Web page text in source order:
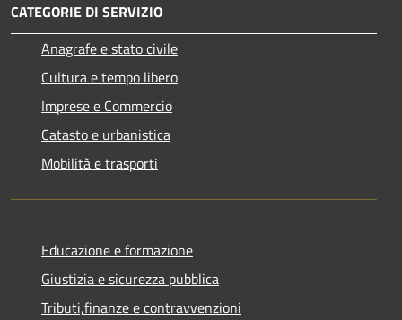
CATEGORIE DI SERVIZIO
Anagrafe e stato civile
Cultura e tempo libero
Imprese e Commercio
Catasto e urbanistica
Mobilità e trasporti
Educazione e formazione
Giustizia e sicurezza pubblica
Tributi,finanze e contravvenzioni